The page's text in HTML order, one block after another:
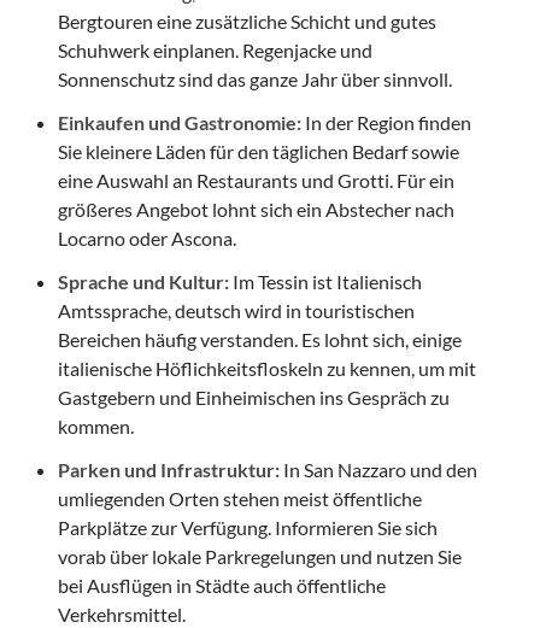
Bergtouren eine zusätzliche Schicht und gutes
Schuhwerk einplanen. Regenjacke und
Sonnenschutz sind das ganze Jahr über sinnvoll.
Einkaufen und Gastronomie: In der Region finden
Sie kleinere Läden für den täglichen Bedarf sowie
eine Auswahl an Restaurants und Grotti. Für ein
größeres Angebot lohnt sich ein Abstecher nach
Locarno oder Ascona.
Sprache und Kultur: Im Tessin ist Italienisch
Amtssprache, deutsch wird in touristischen
Bereichen häufig verstanden. Es lohnt sich, einige
italienische Höflichkeitsfloskeln zu kennen, um mit
Gastgebern und Einheimischen ins Gespräch zu
kommen.
Parken und Infrastruktur: In San Nazzaro und den
umliegenden Orten stehen meist öffentliche
Parkplätze zur Verfügung. Informieren Sie sich
vorab über lokale Parkregelungen und nutzen Sie
bei Ausflügen in Städte auch öffentliche
Verkehrsmittel.